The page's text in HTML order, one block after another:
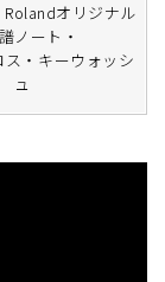
オリジナル
ノート・
ス・キーウォッシ
ュ